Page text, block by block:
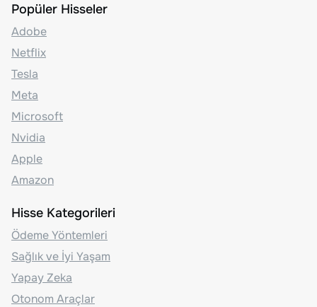
Popüler Hisseler
Adobe
Netflix
Tesla
Meta
Microsoft
Nvidia
Apple
Amazon
Hisse Kategorileri
Ödeme Yöntemleri
Sağlık ve İyi Yaşam
Yapay Zeka
Otonom Araçlar